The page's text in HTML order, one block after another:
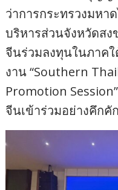
ว่าการกระทรวงมหา
บริหารส่วนจังหวัดส
จีนร่วมลงทุนในภาค
งาน “Southern
Promotion
จีนเข้าร่วมอย่างคึกคัก